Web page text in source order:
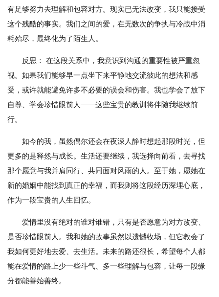
有足够努力去理解和包容对方。现实已无法改变，我只能接受
这个残酷的事实。我们之间的爱，在无数次的争执与冷战中消
耗殆尽，最终化为了陌生人。
反思： 在这段关系中，我意识到沟通的重要性被严重忽
视。如果我们能够早一点坐下来平静地交流彼此的想法和感
受，或许就能避免许多不必要的误会和伤害。我也学会了放下
自尊、学会珍惜眼前人——这些宝贵的教训将伴随我继续前
行。
如今的我，虽然偶尔还会在夜深人静时想起那段时光，但
更多的是释然与成长。生活还要继续，我选择向前看，去寻找
那个愿意与我并肩同行、共同面对风雨的人。至于她，愿她在
新的婚姻中能找到真正的幸福，而我则将这段经历深埋心底，
作为一段宝贵的人生回忆。
爱情里没有绝对的谁对谁错，只有是否愿意为对方改变、
是否珍惜眼前人。我和她的故事虽然以遗憾收场，但它教会了
我如何更好地去爱、去生活。未来的路还很长，希望每个人都
能在爱情的路上少一些斗气、多一些理解与包容，让每一段缘
分都能善始善终。